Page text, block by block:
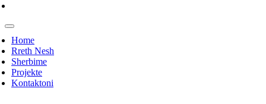
Home
Rreth Nesh
Sherbime
Projekte
Kontaktoni